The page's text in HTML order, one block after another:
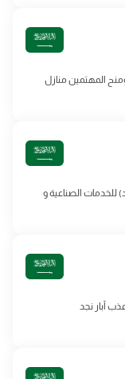
المهتمين منازل
للخدمات الصناعية و
آبار نجد